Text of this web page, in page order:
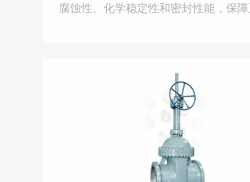
腐蚀性、化学稳定性和密封性能，保障